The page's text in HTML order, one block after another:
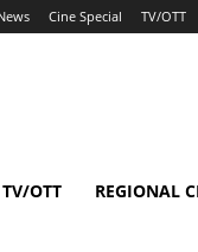
Cine Special TV/OTT
TV/OTT REGIONAL